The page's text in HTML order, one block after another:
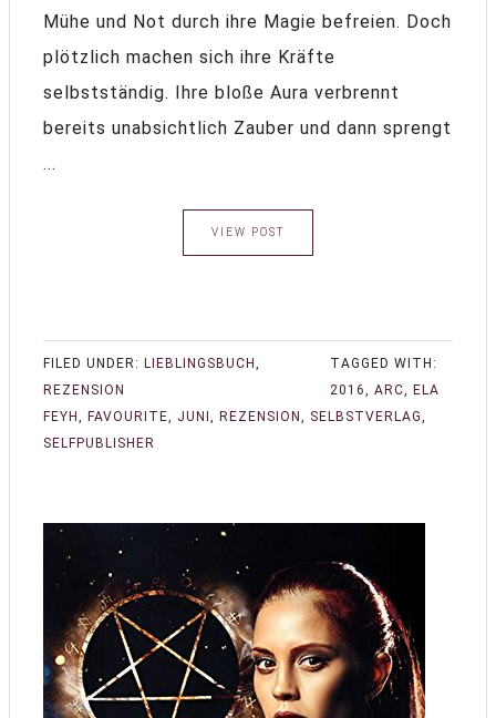
Mühe und Not durch ihre Magie befreien. Doch
plötzlich machen sich ihre Kräfte
selbstständig. Ihre bloße Aura verbrennt
bereits unabsichtlich Zauber und dann sprengt
...
VIEW POST
FILED UNDER: LIEBLINGSBUCH ,
REZENSION
TAGGED WITH:
2016, ARC, ELA
FEYH , FAVOURITE, JUNI , REZENSION , SELBSTVERLAG,
SELFPUBLISHER